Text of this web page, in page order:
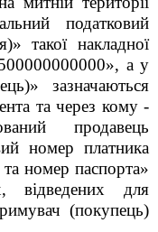
податковий
такої накладної
а у
зазначаються
та через кому -
продавець
номер платника
та номер паспорта»
відведених для
(покупець)